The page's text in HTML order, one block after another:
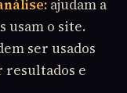
ajudam a
usam o site.
ser usados
resultados e